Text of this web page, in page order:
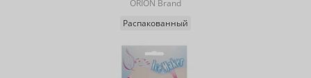
ORION Brand
Распакованный